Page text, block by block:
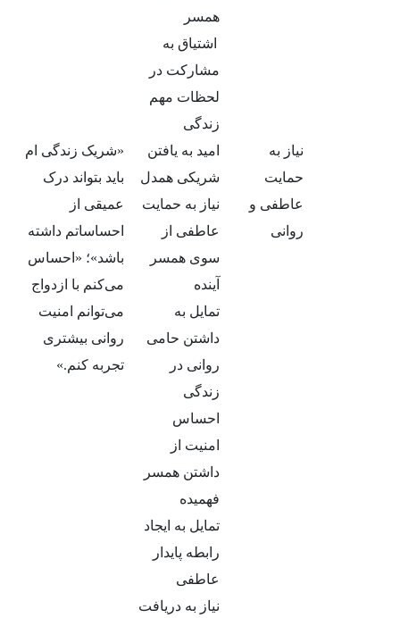
همسر
اشتیاق به
مشارکت در
لحظات مهم
زندگی
نیاز به
حمایت
عاطفی و
روانی
امید به یافتن
شریکی همدل
نیاز به حمایت
عاطفی از
سوی همسر
آینده
تمایل به
داشتن حامی
روانی در
زندگی
احساس
امنیت از
داشتن همسر
فهمیده
تمایل به ایجاد
رابطه پایدار
عاطفی
نیاز به دریافت
«شریک زندگی ام
باید بتواند درک
عمیقی از
احساساتم داشته
باشد»؛ «احساس
می‌کنم با ازدواج
می‌توانم امنیت
روانی بیشتری
تجربه کنم.»